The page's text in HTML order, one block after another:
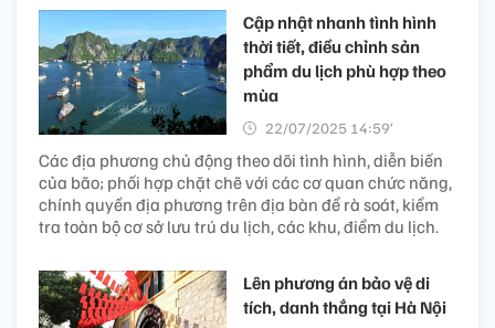
Cập nhật nhanh tình hình
thời tiết, điều chỉnh sản
phẩm du lịch phù hợp theo
mùa
22/07/2025 14:59’
Các địa phương chủ động theo dõi tình hình, diễn biến
của bão; phối hợp chặt chẽ với các cơ quan chức năng,
chính quyền địa phương trên địa bàn để rà soát, kiểm
tra toàn bộ cơ sở lưu trú du lịch, các khu, điểm du lịch.
Lên phương án bảo vệ di
tích, danh thắng tại Hà Nội